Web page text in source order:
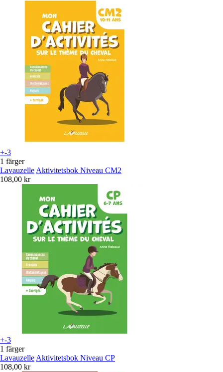
+-3
1 färger
Lavauzelle Aktivitetsbok Niveau CM2
108,00 kr
+-3
1 färger
Lavauzelle Aktivitetsbok Niveau CP
108,00 kr